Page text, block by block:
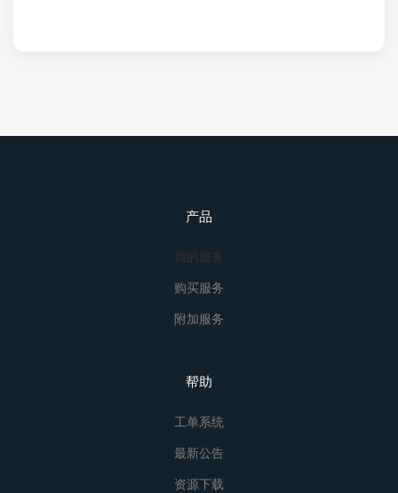
产品
我的服务
购买服务
附加服务
帮助
工单系统
最新公告
资源下载